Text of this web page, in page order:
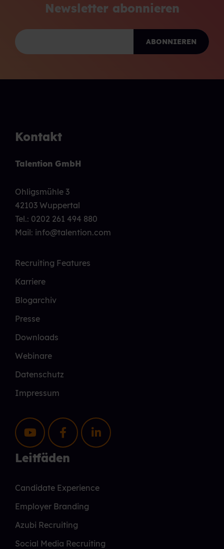
Newsletter abonnieren
Kontakt
Talention GmbH
Ohligsmühle 3
42103 Wuppertal
Tel.: 0202 261 494 880
Mail: info@talention.com
Recruiting Features
Karriere
Blogarchiv
Presse
Downloads
Webinare
Datenschutz
Impressum
Leitfäden
Candidate Experience
Employer Branding
Azubi Recruiting
Social Media Recruiting